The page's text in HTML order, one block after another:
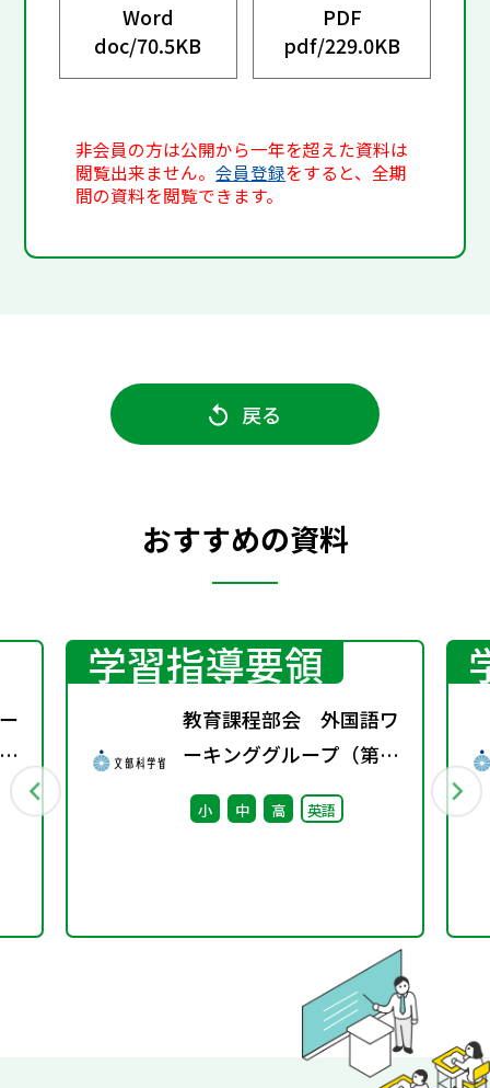
Word
doc/70.5KB
PDF
pdf/229.0KB
非会員の方は公開から一年を超えた資料は
閲覧出来ません。会員登録をすると、全期
間の資料を閲覧できます。
戻る
おすすめの資料
学習指導要領
教育課程部会 外国語ワ
ーキンググループ（第4
回） 配付資料
小 中 高 英語